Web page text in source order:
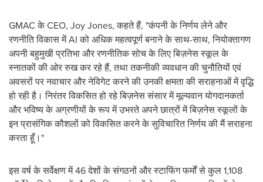
GMAC के CEO, Joy Jones, कहते हैं, "कंपनी के निर्णय लेने और
रणनीति विकास में AI को अधिक महत्वपूर्ण बनाने के साथ-साथ, नियोक्तागण
अपनी बहुमुखी प्रतिभा और रणनीतिक सोच के लिए बिज़नेस स्कूल के
स्नातकों की ओर रुख कर रहे हैं, तथा तकनीकी व्यवधान की चुनौतियों एवं
अवसरों पर नवाचार और नेविगेट करने की उनकी क्षमता की सराहनाओं में वृद्धि
हो रही है। निरंतर विकसित हो रहे बिज़नेस संसार में मूल्यवान योगदानकर्ता
और भविष्य के अग्रणीयों के रूप में उभरते अपने छात्रों में बिज़नेस स्कूलों के
इन प्रासंगिक कौशलों को विकसित करने के सुविचारित निर्णय की मैं सराहना
करता हूँ।"
इस वर्ष के सर्वेक्षण में 46 देशों के संगठनों और स्टाफिंग फर्मों से कुल 1,108